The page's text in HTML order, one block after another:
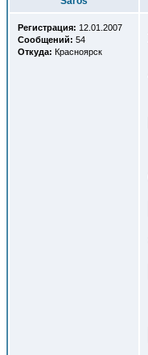
Регистрация: 12.01.2007
Сообщений: 54
Откуда: Красноярск